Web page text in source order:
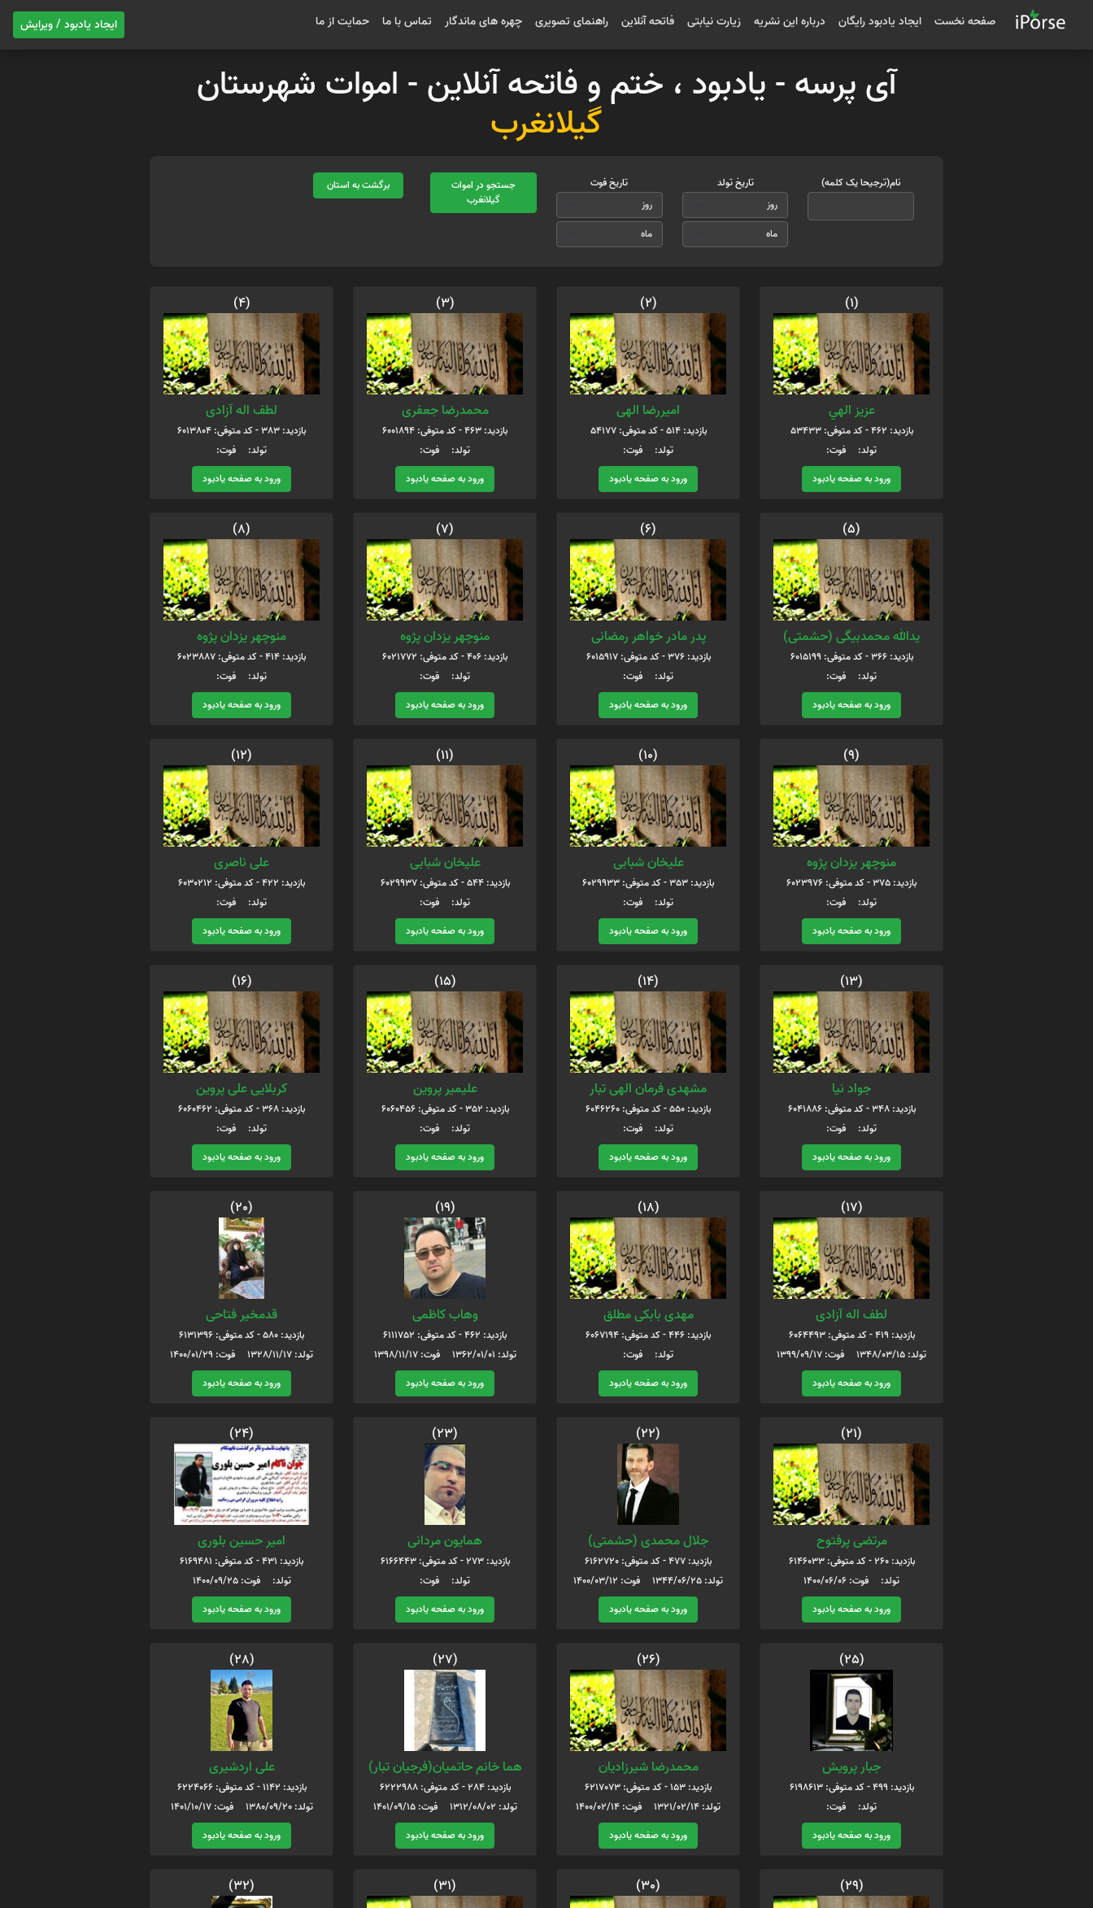
ایجاد یادبود / ویرایش صفحه نخست ایجاد یادبود رایگان درباره این نشریه زیارت نیابتی فاتحه آنلاین راهنمای تصویری چهره های ماندگار تماس با ما حمایت از ما
آی پرسه - یادبود ، ختم و فاتحه آنلاین - اموات شهرستان
گیلانغرب
نام(ترجیحا یک کلمه) تاریخ تولد تاریخ فوت
جستجو در اموات
گیلانغرب
برگشت به استان
(1)
عزيز الهي
بازدید: 462 - کد متوفی: 53433
تولد: فوت:
ورود به صفحه یادبود
(2)
امیررضا الهی
بازدید: 514 - کد متوفی: 54177
تولد: فوت:
ورود به صفحه یادبود
(3)
محمدرضا جعفری
بازدید: 463 - کد متوفی: 6001894
تولد: فوت:
ورود به صفحه یادبود
(4)
لطف اله آزادی
بازدید: 383 - کد متوفی: 6013804
تولد: فوت:
ورود به صفحه یادبود
(5)
یدالله محمدبیگی (حشمتی)
بازدید: 366 - کد متوفی: 6015199
تولد: فوت:
ورود به صفحه یادبود
(6)
پدر مادر خواهر رمضانی
بازدید: 376 - کد متوفی: 6015917
تولد: فوت:
ورود به صفحه یادبود
(7)
منوچهر یزدان پژوه
بازدید: 406 - کد متوفی: 6021772
تولد: فوت:
ورود به صفحه یادبود
(8)
منوچهر یزدان پژوه
بازدید: 414 - کد متوفی: 6023887
تولد: فوت:
ورود به صفحه یادبود
(9)
منوچهر یزدان پژوه
بازدید: 375 - کد متوفی: 6023976
تولد: فوت:
ورود به صفحه یادبود
(10)
علیخان شبابی
بازدید: 353 - کد متوفی: 6029933
تولد: فوت:
ورود به صفحه یادبود
(11)
علیخان شبابی
بازدید: 544 - کد متوفی: 6029937
تولد: فوت:
ورود به صفحه یادبود
(12)
علی ناصری
بازدید: 422 - کد متوفی: 6030212
تولد: فوت:
ورود به صفحه یادبود
(13)
جواد نیا
بازدید: 348 - کد متوفی: 6041886
تولد: فوت:
ورود به صفحه یادبود
(14)
مشهدی فرمان الهی تبار
بازدید: 550 - کد متوفی: 6046260
تولد: فوت:
ورود به صفحه یادبود
(15)
علیمیر پروین
بازدید: 352 - کد متوفی: 6060456
تولد: فوت:
ورود به صفحه یادبود
(16)
کربلایی علی پروین
بازدید: 368 - کد متوفی: 6060462
تولد: فوت:
ورود به صفحه یادبود
(17)
لطف اله آزادی
بازدید: 419 - کد متوفی: 6064493
تولد: 1348/03/15 فوت: 1399/09/17
ورود به صفحه یادبود
(18)
مهدی بابکی مطلق
بازدید: 446 - کد متوفی: 6067194
تولد: فوت:
ورود به صفحه یادبود
(19)
وهاب کاظمی
بازدید: 462 - کد متوفی: 6111752
تولد: 1362/01/01 فوت: 1398/11/17
ورود به صفحه یادبود
(20)
قدمخیر فتاحی
بازدید: 580 - کد متوفی: 6131396
تولد: 1328/11/17 فوت: 1400/01/29
ورود به صفحه یادبود
(21)
مرتضی پرفتوح
بازدید: 260 - کد متوفی: 6146033
تولد: فوت: 1400/06/06
ورود به صفحه یادبود
(22)
جلال محمدی (حشمتی)
بازدید: 477 - کد متوفی: 6162720
تولد: 1344/06/25 فوت: 1400/03/12
ورود به صفحه یادبود
(23)
همایون مردانی
بازدید: 273 - کد متوفی: 6166443
تولد: فوت:
ورود به صفحه یادبود
(24)
امیر حسین بلوری
بازدید: 431 - کد متوفی: 6169481
تولد: فوت: 1400/09/25
ورود به صفحه یادبود
(25)
جبار پرویش
بازدید: 499 - کد متوفی: 6198613
تولد: فوت:
ورود به صفحه یادبود
(26)
محمدرضا شیرزادیان
بازدید: 153 - کد متوفی: 6217073
تولد: 1321/02/14 فوت: 1400/02/14
ورود به صفحه یادبود
(27)
هما خانم حاتميان(فرجيان تبار)
بازدید: 284 - کد متوفی: 6222988
تولد: 1312/08/02 فوت: 1401/09/15
ورود به صفحه یادبود
(28)
علی اردشیری
بازدید: 1142 - کد متوفی: 6224066
تولد: 1380/09/20 فوت: 1401/10/17
ورود به صفحه یادبود
(29)
(30)
(31)
(32)